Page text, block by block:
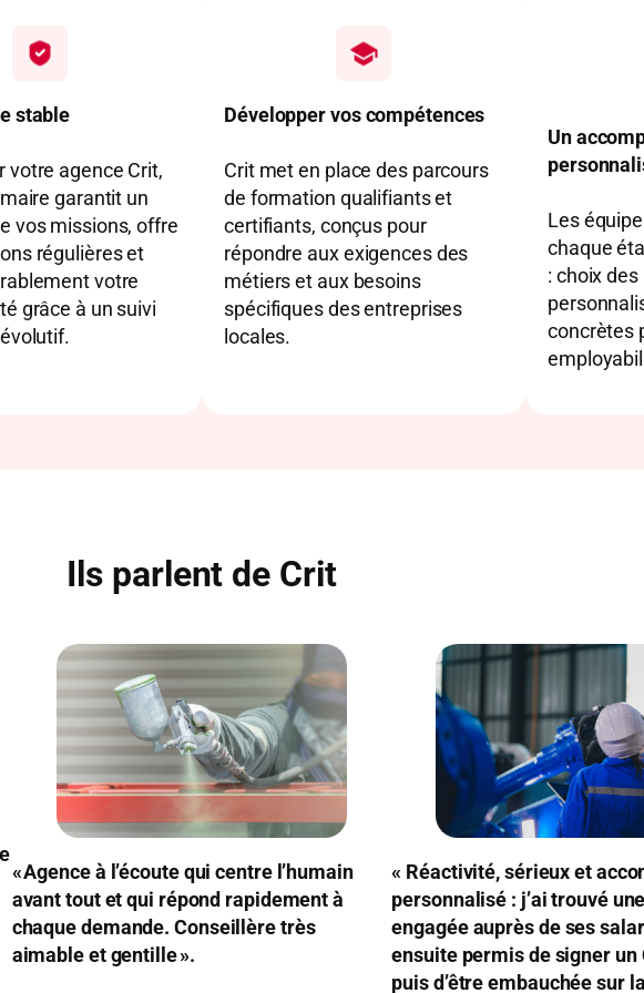
stable
votre agence Crit,
garantit un
vos missions, offre
régulières et
votre
grâce à un suivi
Développer vos compétences
Crit met en place des parcours
de formation qualifiants et
certifiants, conçus pour
répondre aux exigences des
métiers et aux besoins
spécifiques des entreprises
locales.
Un
Les
chaque
: choix
concrètes
Ils parlent de Crit
« Agence à l’écoute qui centre l’humain
avant tout et qui répond rapidement à
chaque demande. Conseillère très
aimable et gentille ».
« Réactivité, sérieux et
personnalisé : j’ai trouvé
engagée auprès de ses
ensuite permis de signer un
puis d’être embauchée sur